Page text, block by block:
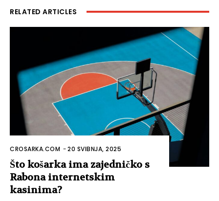
RELATED ARTICLES
CROSARKA.COM -20 SVIBNJA, 2025
Što košarka ima zajedničko s
Rabona internetskim
kasinima?